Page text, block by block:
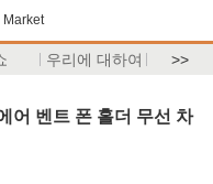
우리에 대하여 >>
어 벤트 폰 홀더 무선 차